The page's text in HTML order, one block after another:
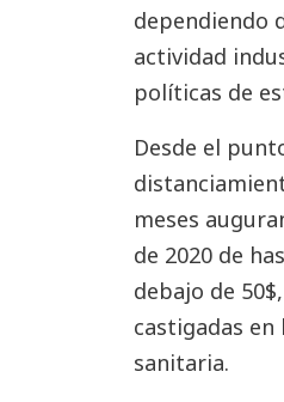
dependiendo
actividad
políticas de
Desde el
meses
de 2020 de
debajo de
castigadas en
sanitaria.